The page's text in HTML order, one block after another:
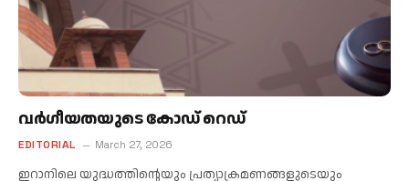
വര്‍ഗീയതയുടെ കോഡ് റെഡ്
EDITORIAL March 27, 2026
ഇറാനിലെ യുദ്ധത്തിന്റെയും പ്രത്യാക്രമണങ്ങളുടെയും